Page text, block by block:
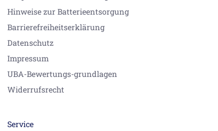
Hinweise zur Batterieentsorgung
Barrierefreiheitserklärung
Datenschutz
Impressum
UBA-Bewertungs-grundlagen
Widerrufsrecht
Service